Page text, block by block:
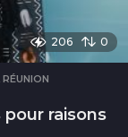
206 0
RÉUNION
raisons